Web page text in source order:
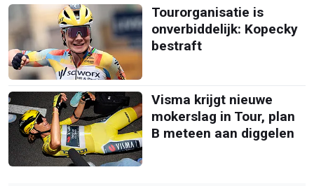
Tourorganisatie is
onverbiddelijk: Kopecky
bestraft
Visma krijgt nieuwe
mokerslag in Tour, plan
B meteen aan diggelen